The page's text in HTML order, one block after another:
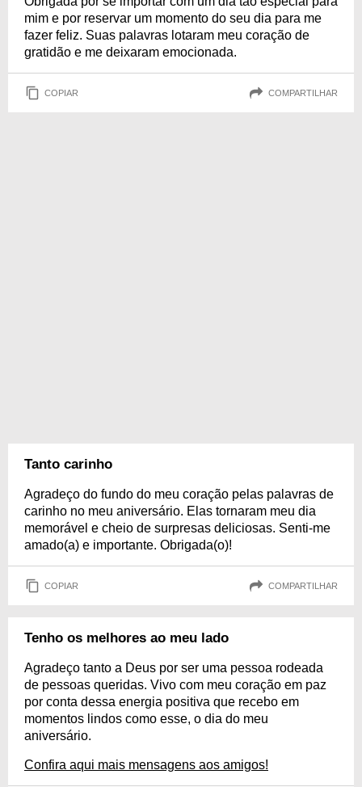
mim e por reservar um momento do seu dia para me
fazer feliz. Suas palavras lotaram meu coração de
gratidão e me deixaram emocionada.
COPIAR COMPARTILHAR
Tanto carinho
Agradeço do fundo do meu coração pelas palavras de
carinho no meu aniversário. Elas tornaram meu dia
memorável e cheio de surpresas deliciosas. Senti-me
amado(a) e importante. Obrigada(o)!
COPIAR COMPARTILHAR
Tenho os melhores ao meu lado
Agradeço tanto a Deus por ser uma pessoa rodeada
de pessoas queridas. Vivo com meu coração em paz
por conta dessa energia positiva que recebo em
momentos lindos como esse, o dia do meu
aniversário.
Confira aqui mais mensagens aos amigos!